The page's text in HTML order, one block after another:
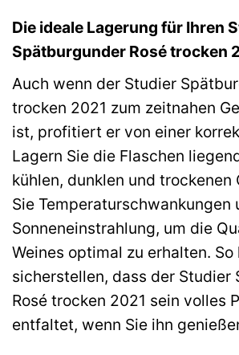
Die ideale Lagerung für Ihren
Spätburgunder Rosé trocken
Auch wenn der Studier
trocken 2021 zum zeitnahen
ist, profitiert er von einer
Lagern Sie die Flaschen
kühlen, dunklen und trockenen
Sie Temperaturschwankungen
Sonneneinstrahlung, um die
Weines optimal zu erhalten. So
sicherstellen, dass der Studier
Rosé trocken 2021 sein volles
entfaltet, wenn Sie ihn